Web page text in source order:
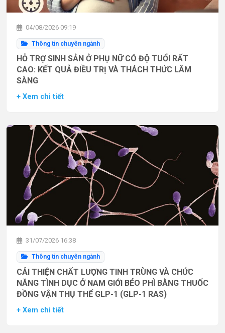
04/08/2026 09:19
Thông tin chuyên ngành
HỖ TRỢ SINH SẢN Ở PHỤ NỮ CÓ ĐỘ TUỔI RẤT
CAO: KẾT QUẢ ĐIỀU TRỊ VÀ THÁCH THỨC LÂM
SÀNG
+ Xem chi tiết
31/07/2026 16:38
Thông tin chuyên ngành
CẢI THIỆN CHẤT LƯỢNG TINH TRÙNG VÀ CHỨC
NĂNG TÌNH DỤC Ở NAM GIỚI BÉO PHÌ BẰNG THUỐC
ĐỒNG VẬN THỤ THỂ GLP-1 (GLP-1 RAS)
+ Xem chi tiết